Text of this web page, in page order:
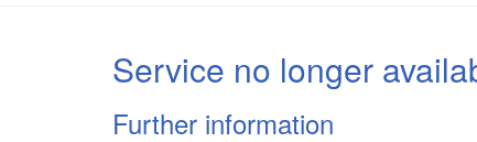
Service no longer
Further information